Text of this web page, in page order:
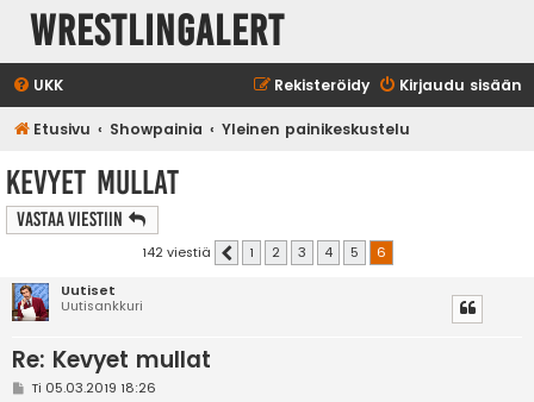
WrestlingAlert
UKK Kirjaudu sisään
Rekisteröidy
Etusivu Showpainia Yleinen painikeskustelu
Kevyet mullat
Vastaa Viestiin
142 viestiä Edellinen
1 2 3 4 5
6
Uutiset
Uutisankkuri
Re: Kevyet mullat
VTi 05.03.2019 18:26